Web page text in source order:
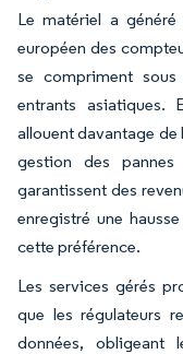
Le matériel a
européen des
se compriment
entrants asiatiques.
allouent davantage
gestion des
garantissent des
enregistré une
cette préférence.
Les services gérés
que les régulateurs
données, obligeant